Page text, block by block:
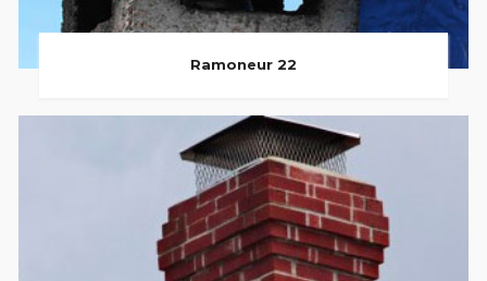
Ramoneur 22